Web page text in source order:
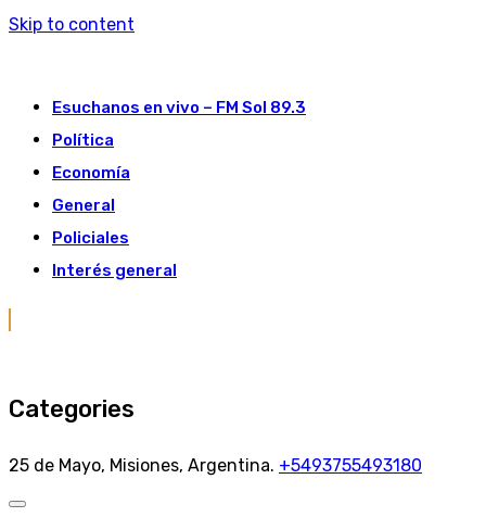
Skip to content
Esuchanos en vivo – FM Sol 89.3
Política
Economía
General
Policiales
Interés general
Categories
25 de Mayo, Misiones, Argentina. +5493755493180